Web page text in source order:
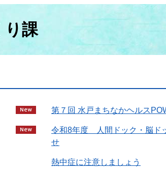
り課
第７回 水戸まちなかヘルス
令和8年度 人間ドック・脳ド
せ
熱中症に注意しましょう